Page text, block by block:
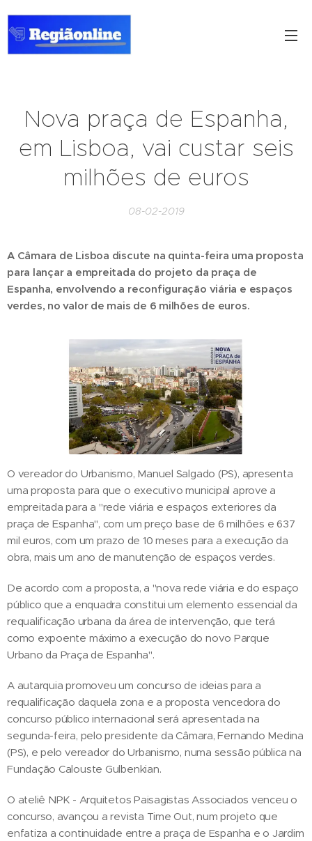
Nova praça de Espanha,
em Lisboa, vai custar seis
milhões de euros
08-02-2019
A Câmara de Lisboa discute na quinta-feira uma proposta
para lançar a empreitada do projeto da praça de
Espanha, envolvendo a reconfiguração viária e espaços
verdes, no valor de mais de 6 milhões de euros.
O vereador do Urbanismo, Manuel Salgado (PS), apresenta
uma proposta para que o executivo municipal aprove a
empreitada para a "rede viária e espaços exteriores da
praça de Espanha", com um preço base de 6 milhões e 637
mil euros, com um prazo de 10 meses para a execução da
obra, mais um ano de manutenção de espaços verdes.
De acordo com a proposta, a "nova rede viária e do espaço
público que a enquadra constitui um elemento essencial da
requalificação urbana da área de intervenção, que terá
como expoente máximo a execução do novo Parque
Urbano da Praça de Espanha".
A autarquia promoveu um concurso de ideias para a
requalificação daquela zona e a proposta vencedora do
concurso público internacional será apresentada na
segunda-feira, pelo presidente da Câmara, Fernando Medina
(PS), e pelo vereador do Urbanismo, numa sessão pública na
Fundação Calouste Gulbenkian.
O ateliê NPK - Arquitetos Paisagistas Associados venceu o
concurso, avançou a revista Time Out, num projeto que
enfatiza a continuidade entre a praça de Espanha e o Jardim